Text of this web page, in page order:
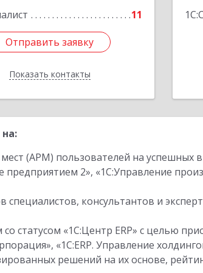
11
Отправить заявку
Показать контакты
Отправить заявку
Назад
(АРМ) пользователей на успешных
предприятием 2», «1С:Управление
консультантов и
статусом «1С:Центр ERP» с целью
«1С:ERP. Управление
решений на их основе,